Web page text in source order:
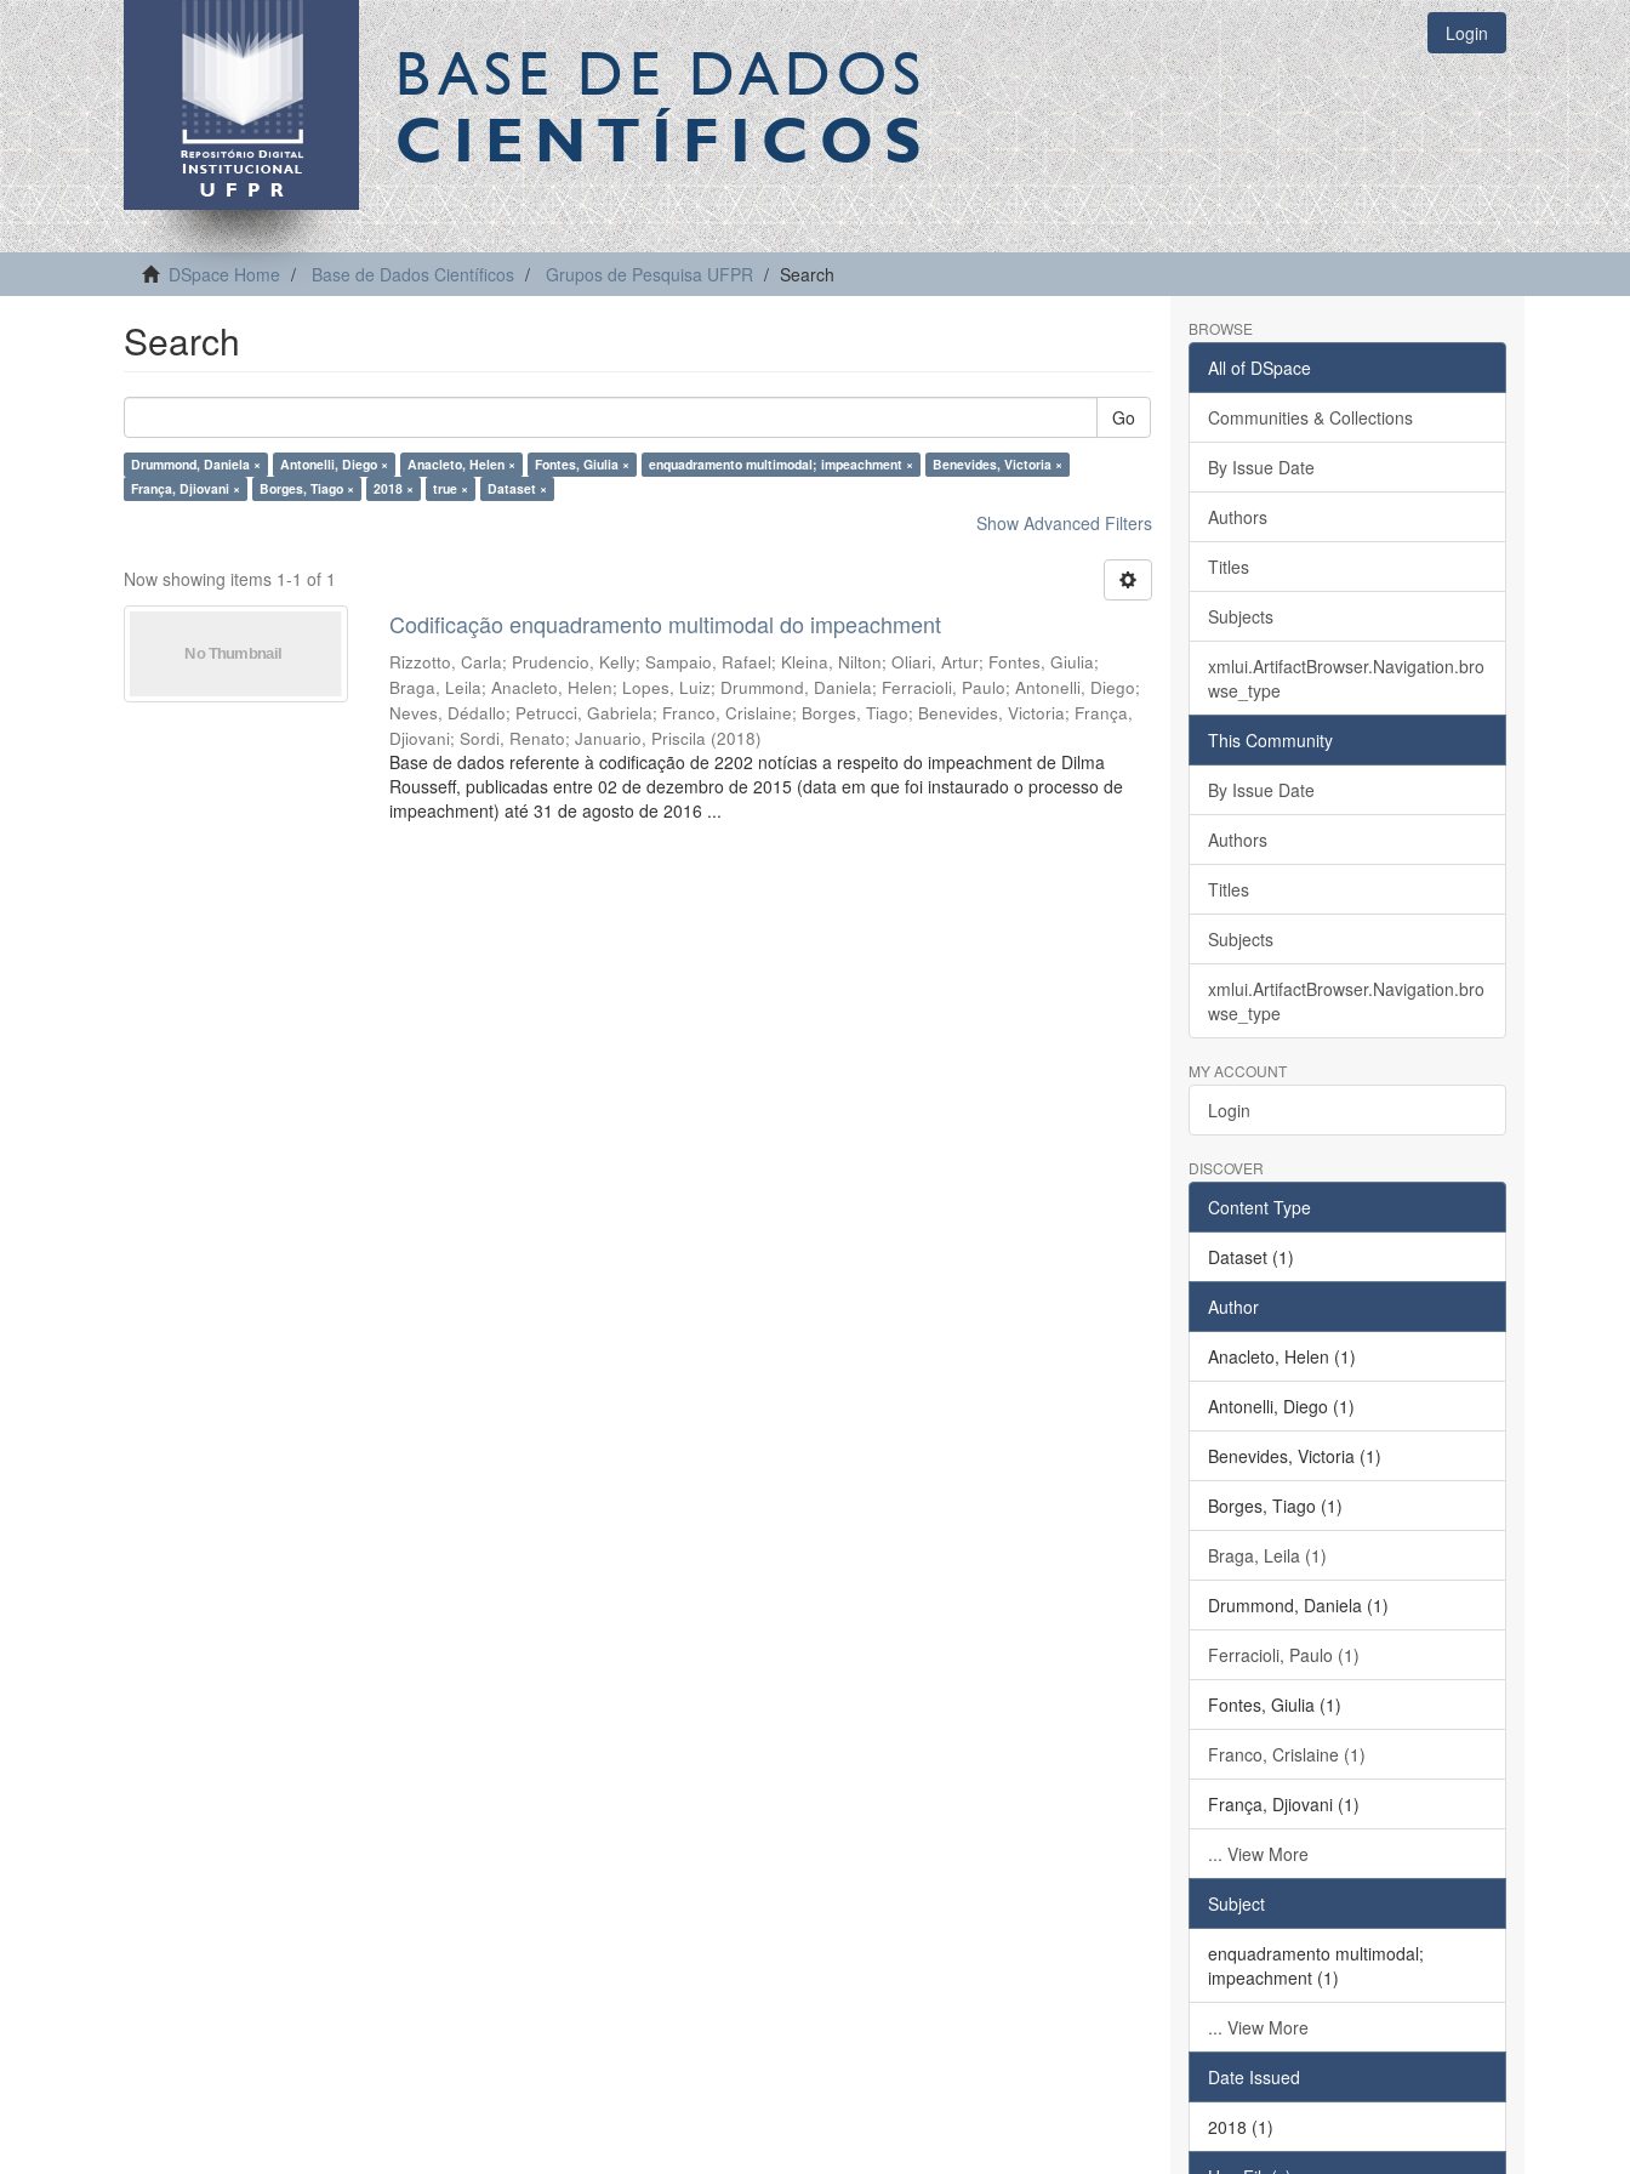
BASE DE DADOS
CIENTÍFICOS
Login
DSpace Home Base de Dados Científicos Grupos de Pesquisa UFPR Search
Search
Go
Drummond, Daniela × Antonelli, Diego × Anacleto, Helen × Fontes, Giulia × enquadramento multimodal; impeachment ×
Benevides, Victoria ×
França, Djiovani ×
Borges, Tiago × 2018 × true × Dataset ×
Show Advanced Filters
Now showing items 1-1 of 1
Codificação enquadramento multimodal do impeachment
Rizzotto, Carla; Prudencio, Kelly;Sampaio, Rafael; Kleina, Nilton;Oliari, Artur; Fontes, Giulia;
Braga, Leila;Anacleto, Helen; Lopes, Luiz; Drummond, Daniela; Ferracioli, Paulo;Antonelli, Diego;
Neves, Dédallo; Petrucci, Gabriela; Franco, Crislaine; Borges, Tiago; Benevides, Victoria; França,
Djiovani;Sordi, Renato;Januario, Priscila (2018)
Base de dados referente à codificação de 2202 notícias a respeito do impeachment de Dilma
Rousseff, publicadas entre 02 de dezembro de 2015 (data em que foi instaurado o processo de
impeachment) até 31 de agosto de 2016 ...
BROWSE
All of DSpace
Communities & Collections
By Issue Date
Authors
Titles
Subjects
xmlui.ArtifactBrowser.Navigation.bro
wse_type
This Community
By Issue Date
Authors
Titles
Subjects
xmlui.ArtifactBrowser.Navigation.bro
wse_type
MY ACCOUNT
Login
DISCOVER
Content Type
Dataset (1)
Author
Anacleto, Helen (1)
Antonelli, Diego (1)
Benevides, Victoria (1)
Borges, Tiago (1)
Braga, Leila (1)
Drummond, Daniela (1)
Ferracioli, Paulo (1)
Fontes, Giulia (1)
Franco, Crislaine (1)
França, Djiovani (1)
... View More
Subject
enquadramento multimodal;
impeachment (1)
... View More
Date Issued
2018 (1)